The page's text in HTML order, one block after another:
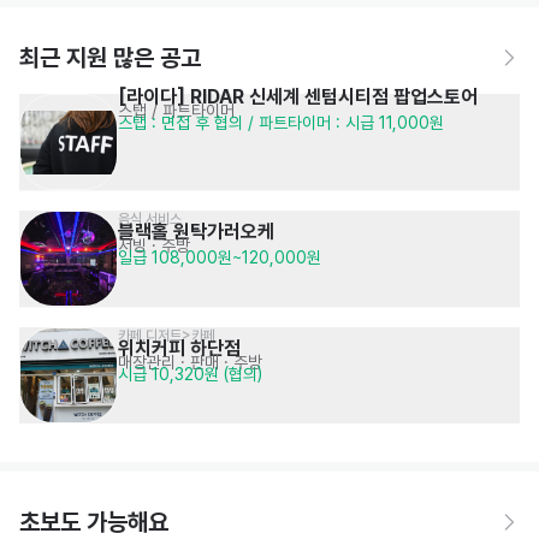
최근 지원 많은 공고
[라이다] RIDAR 신세계 센텀시티점 팝업스토어
스탭 / 파트타이머
스탭 : 면접 후 협의 / 파트타이머 : 시급 11,000원
음식 서비스
블랙홀 원탁가러오케
서빙· 주방
일급 108,000원~120,000원
카페,디저트>카페
위치커피 하단점
매장관리 · 판매· 주방
시급 10,320원 (협의)
초보도 가능해요